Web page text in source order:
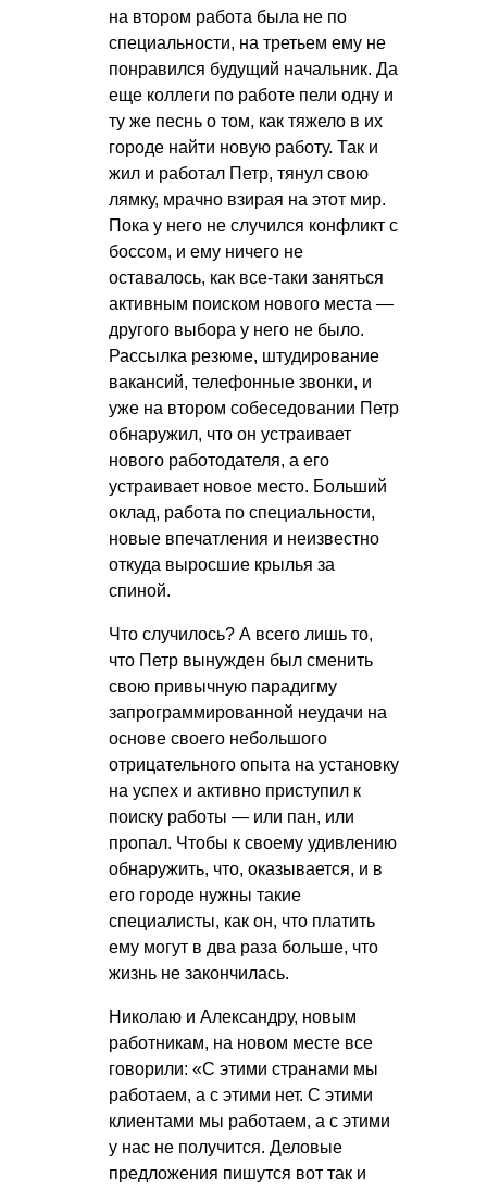
на втором работа была не по
специальности, на третьем ему не
понравился будущий начальник. Да
еще коллеги по работе пели одну и
ту же песнь о том, как тяжело в их
городе найти новую работу. Так и
жил и работал Петр, тянул свою
лямку, мрачно взирая на этот мир.
Пока у него не случился конфликт с
боссом, и ему ничего не
оставалось, как все-таки заняться
активным поиском нового места —
другого выбора у него не было.
Рассылка резюме, штудирование
вакансий, телефонные звонки, и
уже на втором собеседовании Петр
обнаружил, что он устраивает
нового работодателя, а его
устраивает новое место. Больший
оклад, работа по специальности,
новые впечатления и неизвестно
откуда выросшие крылья за
спиной.
Что случилось? А всего лишь то,
что Петр вынужден был сменить
свою привычную парадигму
запрограммированной неудачи на
основе своего небольшого
отрицательного опыта на установку
на успех и активно приступил к
поиску работы — или пан, или
пропал. Чтобы к своему удивлению
обнаружить, что, оказывается, и в
его городе нужны такие
специалисты, как он, что платить
ему могут в два раза больше, что
жизнь не закончилась.
Николаю и Александру, новым
работникам, на новом месте все
говорили: «С этими странами мы
работаем, а с этими нет. С этими
клиентами мы работаем, а с этими
у нас не получится. Деловые
предложения пишутся вот так и